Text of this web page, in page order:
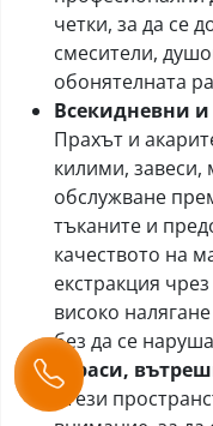
четки, за да се
смесители,
обонятелната
Всекидневни и
Прахът и
килими,
обслужване
тъканите и
качеството на
екстракция
високо
без да се
Тераси,
- Тези